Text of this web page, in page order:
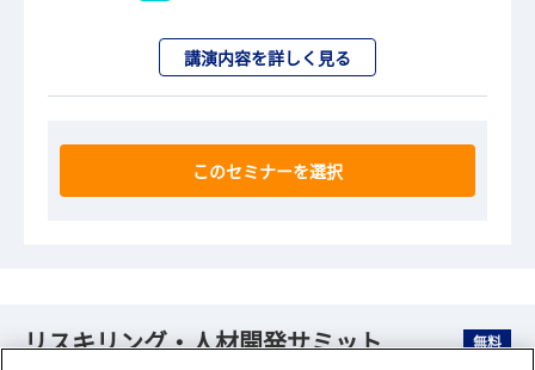
講演内容を詳しく見る
このセミナーを選択
リスキリング・人材開発サミット 無料